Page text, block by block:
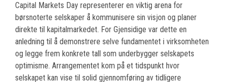
Capital Markets Day representerer en viktig arena for
børsnoterte selskaper å kommunisere sin visjon og planer
direkte til kapitalmarkedet. For Gjensidige var dette en
anledning til å demonstrere selve fundamentet i virksomheten
og legge frem konkrete tall som underbygger selskapets
optimisme. Arrangementet kom på et tidspunkt hvor
selskapet kan vise til solid gjennomføring av tidligere